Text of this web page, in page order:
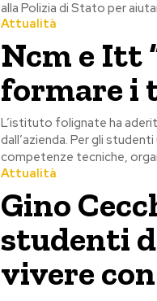
alla Polizia di Stato per
Attualità
Ncm e Itt
formare i
L’istituto folignate ha
dall’azienda. Per gli
competenze tecniche,
Attualità
Gino
studenti
vivere